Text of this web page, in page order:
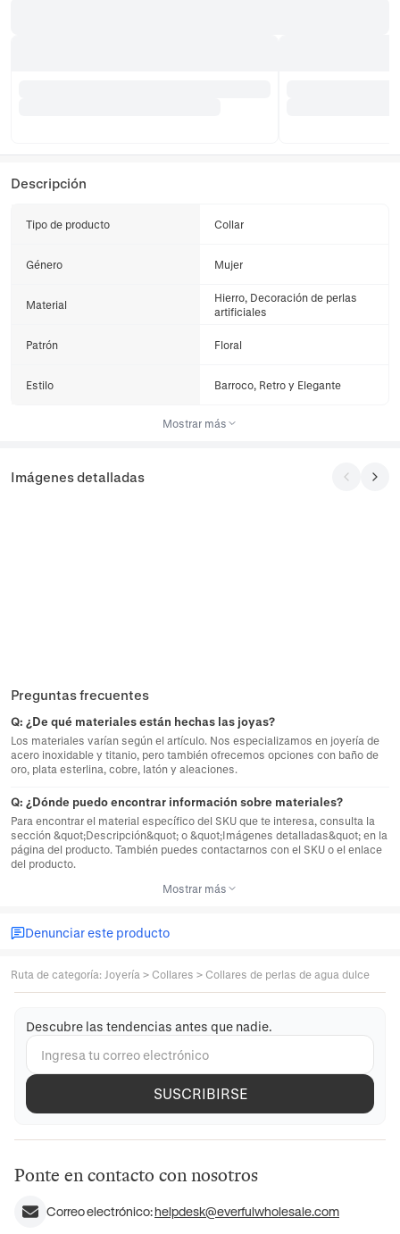
Descripción
Tipo de producto Collar
Género Mujer
Material
Hierro, Decoración de perlas
artificiales
Patrón Floral
Estilo Barroco, Retro y Elegante
Mostrar más
Imágenes detalladas
Preguntas frecuentes
Q: ¿De qué materiales están hechas las joyas?
Los materiales varían según el artículo. Nos especializamos en joyería de
acero inoxidable y titanio, pero también ofrecemos opciones con baño de
oro, plata esterlina, cobre, latón y aleaciones.
Q: ¿Dónde puedo encontrar información sobre materiales?
Para encontrar el material específico del SKU que te interesa, consulta la
sección &quot;Descripción&quot; o &quot;Imágenes detalladas&quot; en la
página del producto. También puedes contactarnos con el SKU o el enlace
del producto.
Mostrar más
Denunciar este producto
Ruta de categoría: Joyería > Collares > Collares de perlas de agua dulce
Descubre las tendencias antes que nadie.
SUSCRIBIRSE
Ponte en contacto con nosotros
Correo electrónico:helpdesk@everfulwholesale.com